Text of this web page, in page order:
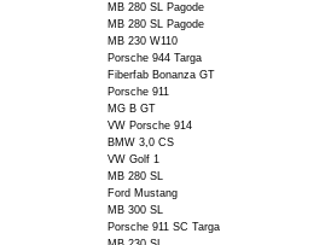
MB 280 SL Pagode
MB 280 SL Pagode
MB 230 W110
Porsche 944 Targa
Fiberfab Bonanza GT
Porsche 911
MG B GT
VW Porsche 914
BMW 3,0 CS
VW Golf 1
MB 280 SL
Ford Mustang
MB 300 SL
Porsche 911 SC Targa